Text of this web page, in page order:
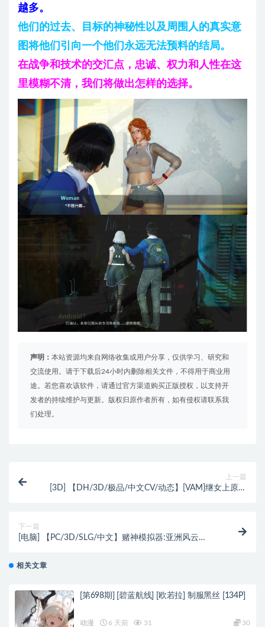
越多。
他们的过去、目标的神秘性以及周围人的真实意
图将他们引向一个他们永远无法预料的结局。
在战争和技术的交汇点，忠诚、权力和人性在这
里模糊不清，我们将做出怎样的选择。
声明： 本站资源均来自网络收集或用户分享，仅供学习、研究和
交流使用。请于下载后24小时内删除相关文件，不得用于商业用
途。若您喜欢该软件，请通过官方渠道购买正版授权，以支持开
发者的持续维护与更新。版权归原作者所有，如有侵权请联系我
们处理。
上一篇
[3D] 【DH/3D/极品/中文CV/动态】[VAM]继女上原明
下一篇
[电脑] 【PC/3D/SLG/中文】赌神模拟器:亚洲风云
相关文章
[第698期] [碧蓝航线] [欧若拉] 制服黑丝 [134P]
动漫 6 天前 31 30